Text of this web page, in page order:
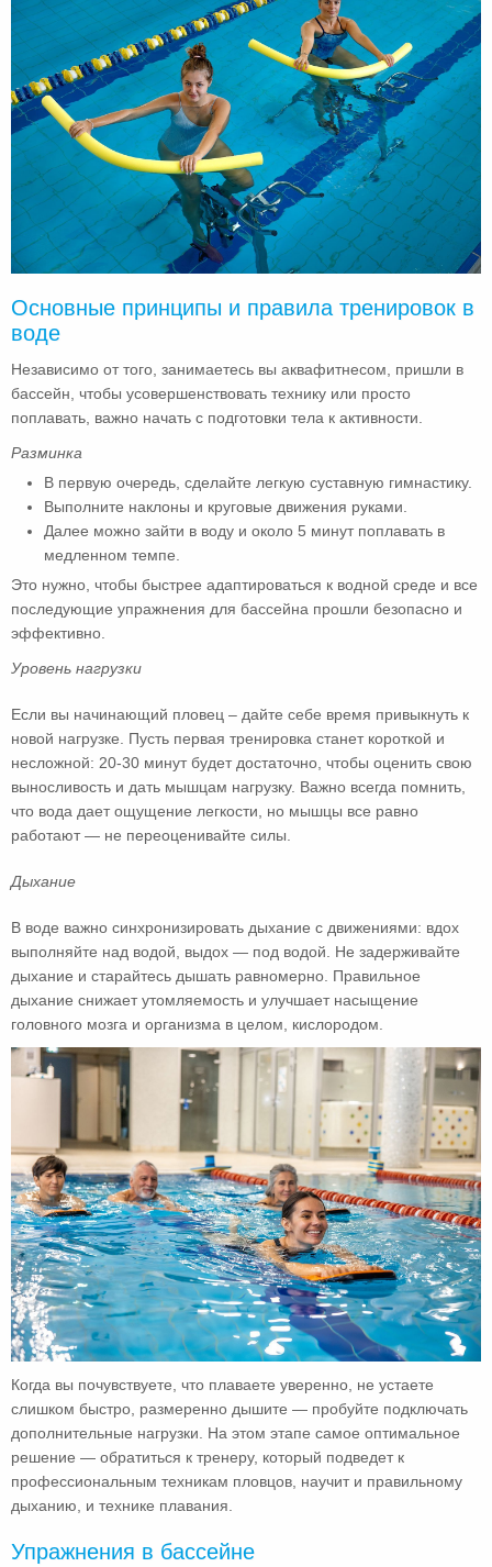
Основные принципы и правила тренировок в
воде
Независимо от того, занимаетесь вы аквафитнесом, пришли в
бассейн, чтобы усовершенствовать технику или просто
поплавать, важно начать с подготовки тела к активности.
Разминка
В первую очередь, сделайте легкую суставную гимнастику.
Выполните наклоны и круговые движения руками.
Далее можно зайти в воду и около 5 минут поплавать в
медленном темпе.
Это нужно, чтобы быстрее адаптироваться к водной среде и все
последующие упражнения для бассейна прошли безопасно и
эффективно.
Уровень нагрузки
Если вы начинающий пловец – дайте себе время привыкнуть к
новой нагрузке. Пусть первая тренировка станет короткой и
несложной: 20-30 минут будет достаточно, чтобы оценить свою
выносливость и дать мышцам нагрузку. Важно всегда помнить,
что вода дает ощущение легкости, но мышцы все равно
работают — не переоценивайте силы.
Дыхание
В воде важно синхронизировать дыхание с движениями: вдох
выполняйте над водой, выдох — под водой. Не задерживайте
дыхание и старайтесь дышать равномерно. Правильное
дыхание снижает утомляемость и улучшает насыщение
головного мозга и организма в целом, кислородом.
Когда вы почувствуете, что плаваете уверенно, не устаете
слишком быстро, размеренно дышите — пробуйте подключать
дополнительные нагрузки. На этом этапе самое оптимальное
решение — обратиться к тренеру, который подведет к
профессиональным техникам пловцов, научит и правильному
дыханию, и технике плавания.
Упражнения в бассейне